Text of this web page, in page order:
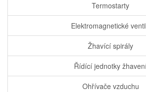
Termostarty
Elektromagnetické
Žhavící spirály
Řídící jednotky
Ohřívače vzduchu